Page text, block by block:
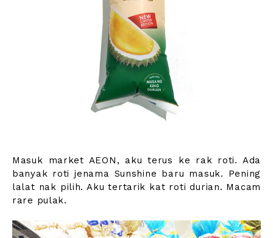
Masuk market AEON, aku terus ke rak roti. Ada
banyak roti jenama Sunshine baru masuk. Pening
lalat nak pilih. Aku tertarik kat roti durian. Macam
rare pulak.